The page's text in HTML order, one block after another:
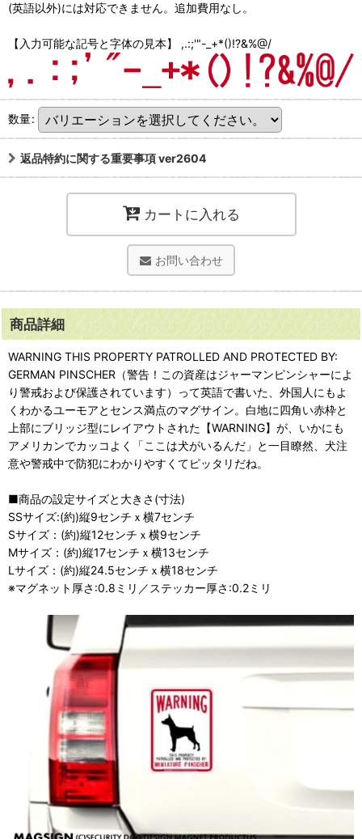
(英語以外)には対応できません。追加費用なし。
【入力可能な記号と字体の見本】 ,.:;'"-_+*()!?&%@/
数量:
返品特約に関する重要事項 ver2604
カートに入れる
お問い合わせ
商品詳細
WARNING THIS PROPERTY PATROLLED AND PROTECTED BY:
GERMAN PINSCHER（警告！この資産はジャーマンピンシャーによ
り警戒および保護されています）って英語で書いた、外国人にもよ
くわかるユーモアとセンス満点のマグサイン。白地に四角い赤枠と
上部にブリッジ型にレイアウトされた【WARNING】が、いかにも
アメリカンでカッコよく「ここは犬がいるんだ」と一目瞭然、犬注
意や警戒中で防犯にわかりやすくてピッタリだね。
■商品の設定サイズと大きさ(寸法)
SSサイズ:(約)縦9センチｘ横7センチ
Sサイズ：(約)縦12センチｘ横9センチ
Mサイズ：(約)縦17センチｘ横13センチ
Lサイズ：(約)縦24.5センチｘ横18センチ
※マグネット厚さ:0.8ミリ／ステッカー厚さ:0.2ミリ